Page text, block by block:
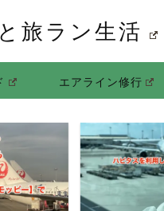
旅ラン生活
エアライン修行